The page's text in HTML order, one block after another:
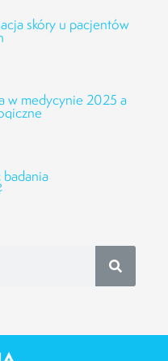
skóry u pacjentów
w medycynie 2025 a